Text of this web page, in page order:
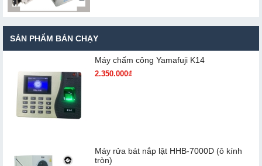
SẢN PHẨM BÁN CHẠY
Máy chấm cô​ng Yamafuji K14
2.350.000₫
Máy rửa bát nắp lật HHB-7000D (ô kính
tròn)